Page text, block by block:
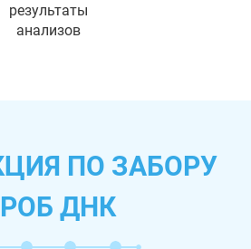
результаты
анализов
ПО ЗАБОРУ
ДНК